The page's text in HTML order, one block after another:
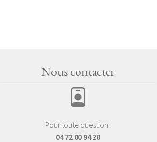
Nous contacter
Pour toute question :
04 72 00 94 20